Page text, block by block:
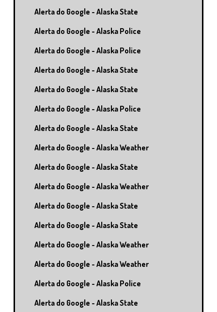
Alerta do Google - Alaska State
Alerta do Google - Alaska Police
Alerta do Google - Alaska Police
Alerta do Google - Alaska State
Alerta do Google - Alaska State
Alerta do Google - Alaska Police
Alerta do Google - Alaska State
Alerta do Google - Alaska Weather
Alerta do Google - Alaska State
Alerta do Google - Alaska Weather
Alerta do Google - Alaska State
Alerta do Google - Alaska State
Alerta do Google - Alaska Weather
Alerta do Google - Alaska Weather
Alerta do Google - Alaska Police
Alerta do Google - Alaska State